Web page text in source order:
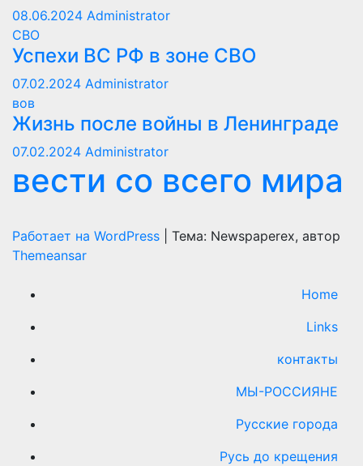
08.06.2024 Administrator
СВО
Успехи ВС РФ в зоне СВО
07.02.2024 Administrator
вов
Жизнь после войны в Ленинграде
07.02.2024 Administrator
вести со всего мира
Работает на WordPress
Тема: Newspaperex, автор
Themeansar
Home
Links
контакты
МЫ-РОССИЯНЕ
Русские города
Русь до крещения